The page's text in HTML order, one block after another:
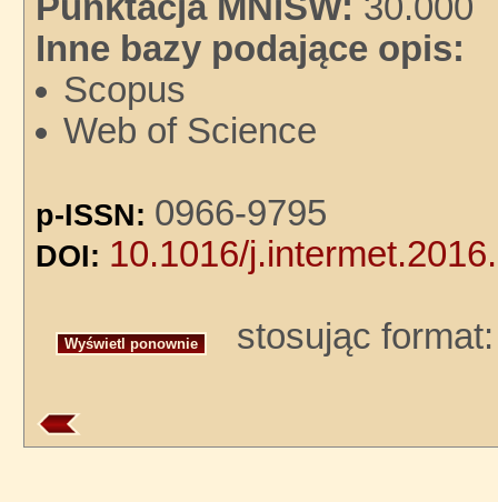
Inne bazy podające opis:
Scopus
Web of Science
p-ISSN: 0966-9795
DOI: 10.1016/
stosując